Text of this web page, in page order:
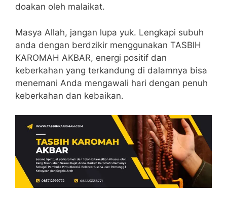
doakan oleh malaikat.
Masya Allah, jangan lupa yuk. Lengkapi subuh
anda dengan berdzikir menggunakan TASBIH
KAROMAH AKBAR, energi positif dan
keberkahan yang terkandung di dalamnya bisa
menemani Anda mengawali hari dengan penuh
keberkahan dan kebaikan.